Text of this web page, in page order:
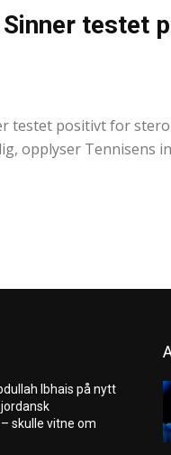
testet
testet positivt for
opplyser Tennisens
Ibhais på nytt
skulle vitne om